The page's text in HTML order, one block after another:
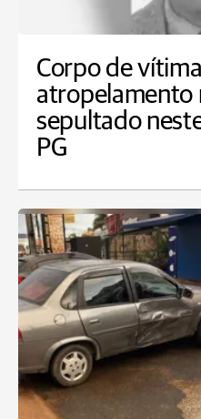
Corpo de
atropelamento
sepultado
PG